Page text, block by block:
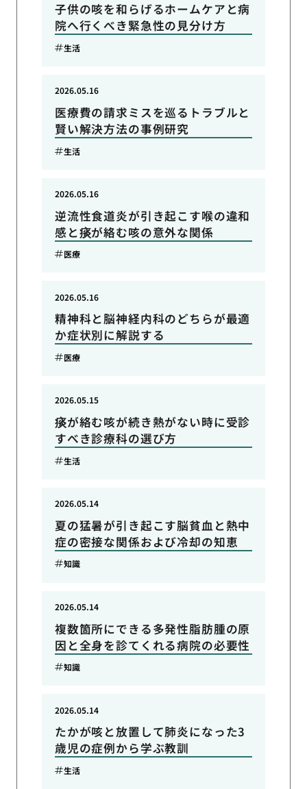
子供の咳を和らげるホームケアと病
院へ行くべき緊急性の見分け方
生活
医療費の請求ミスを巡るトラブルと
賢い解決方法の事例研究
2026.05.16
生活
逆流性食道炎が引き起こす喉の違和
感と痰が絡む咳の意外な関係
2026.05.16
医療
精神科と脳神経内科のどちらが最適
か症状別に解説する
2026.05.16
医療
痰が絡む咳が続き熱がない時に受診
すべき診療科の選び方
2026.05.15
生活
夏の猛暑が引き起こす脳貧血と熱中
症の密接な関係および冷却の知恵
2026.05.14
知識
複数箇所にできる多発性脂肪腫の原
因と全身を診てくれる病院の必要性
2026.05.14
知識
たかが咳と放置して肺炎になった3
歳児の症例から学ぶ教訓
2026.05.14
生活